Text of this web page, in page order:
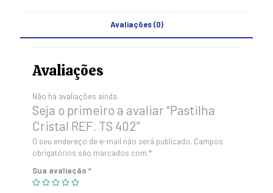
Avaliações (0)
Avaliações
Não há avaliações ainda.
Seja o primeiro a avaliar “Pastilha
Cristal REF. TS 402”
O seu endereço de e-mail não será publicado. Campos
obrigatórios são marcados com *
Sua avaliação *